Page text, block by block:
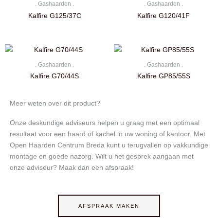
. Gashaarden .
Kalfire G125/37C
. Gashaarden .
Kalfire G120/41F
. Gashaarden .
Kalfire G70/44S
. Gashaarden .
Kalfire GP85/55S
Meer weten over dit product?
Onze deskundige adviseurs helpen u graag met een optimaal
resultaat voor een haard of kachel in uw woning of kantoor. Met
Open Haarden Centrum Breda kunt u terugvallen op vakkundige
montage en goede nazorg. Wilt u het gesprek aangaan met
onze adviseur? Maak dan een afspraak!
AFSPRAAK MAKEN